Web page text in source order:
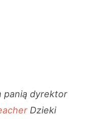
panią dyrektor
Dzieki